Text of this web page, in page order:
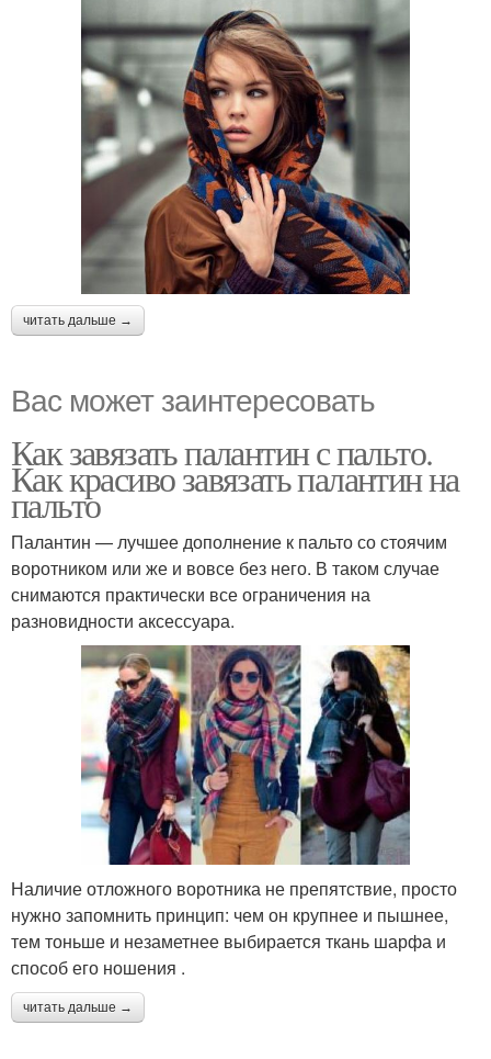
читать дальше →
Вас может заинтересовать
Как завязать палантин с пальто.
Как красиво завязать палантин на
пальто
Палантин — лучшее дополнение к пальто со стоячим
воротником или же и вовсе без него. В таком случае
снимаются практически все ограничения на
разновидности аксессуара.
Наличие отложного воротника не препятствие, просто
нужно запомнить принцип: чем он крупнее и пышнее,
тем тоньше и незаметнее выбирается ткань шарфа и
способ его ношения .
читать дальше →